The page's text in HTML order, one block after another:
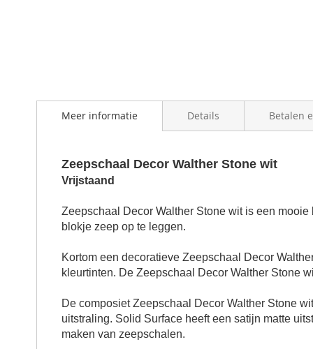
Meer informatie
Zeepschaal Decor Walther Stone wit
Vrijstaand
Zeepschaal Decor Walther Stone wit is een
blokje zeep op te leggen.
Kortom een decoratieve Zeepschaal Decor
kleurtinten. De Zeepschaal Decor Walther Stone
De composiet Zeepschaal Decor Walther Stone
uitstraling. Solid Surface heeft een satijn matte
maken van zeepschalen.
Details Betalen